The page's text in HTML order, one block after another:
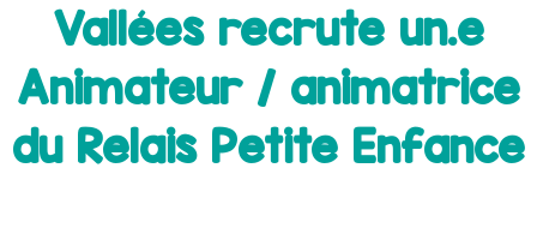
Vallées recrute un.e
Animateur / animatrice
du Relais Petite Enfance